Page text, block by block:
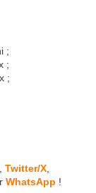
;
;
;
Twitter/X
WhatsApp !